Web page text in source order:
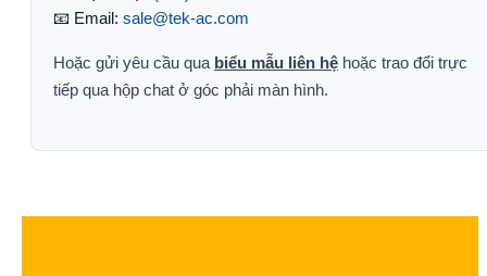
📧 Email: sale@tek-ac.com
Hoặc gửi yêu cầu qua biểu mẫu liên hệ hoặc trao đổi trực
tiếp qua hộp chat ở góc phải màn hình.